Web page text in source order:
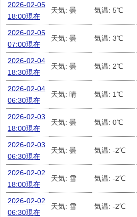
2026-02-05
18:00現在
天気: 曇 気温: 5℃
2026-02-05
07:00現在
天気: 曇 気温: 3℃
2026-02-04
18:30現在
天気: 曇 気温: 2℃
2026-02-04
06:30現在
天気: 晴 気温: 1℃
2026-02-03
18:00現在
天気: 曇 気温: 0℃
2026-02-03
06:30現在
天気: 曇 気温: -2℃
2026-02-02
18:00現在
天気: 雪 気温: -2℃
2026-02-02
06:30現在
天気: 雪 気温: -2℃